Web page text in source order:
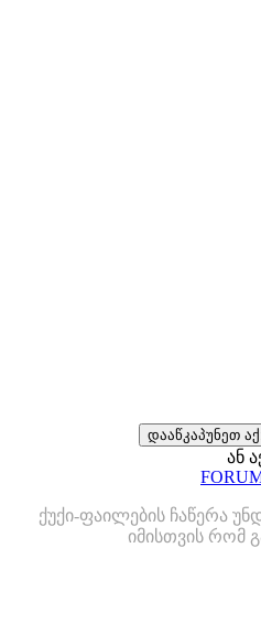
დააწკაპუნეთ
ან
ქუქი-ფაილების ჩაწერა
იმისთვის რომ